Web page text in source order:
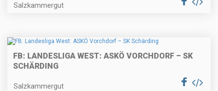
Salzkammergut
FB: LANDESLIGA WEST: ASKÖ VORCHDORF – SK
SCHÄRDING
Salzkammergut